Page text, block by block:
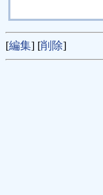
[編集] [削除]